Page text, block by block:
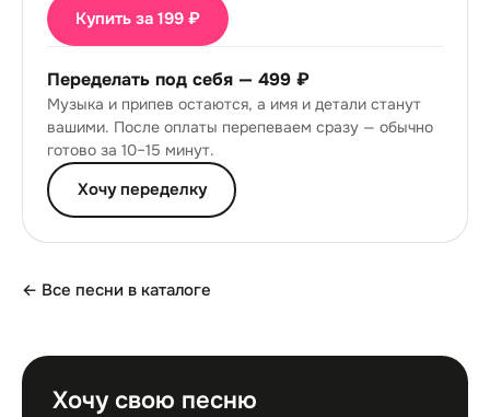
Купить за 199 ₽
Переделать под себя — 499 ₽
Музыка и припев остаются, а имя и детали станут
вашими. После оплаты перепеваем сразу — обычно
готово за 10–15 минут.
Хочу переделку
← Все песни в каталоге
Хочу свою песню